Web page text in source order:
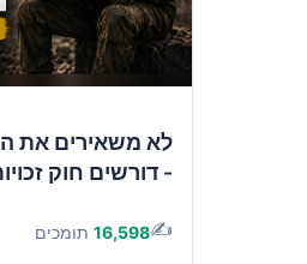
לא משאירים את
- דורשים חוק
✍️
16,598 תומכים